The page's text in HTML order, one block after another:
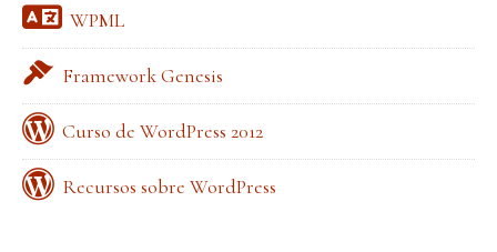
WPML
Framework Genesis
Curso de WordPress 2012
Recursos sobre WordPress